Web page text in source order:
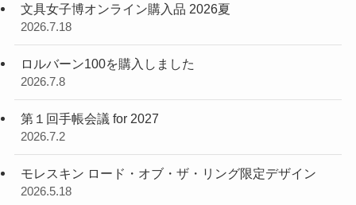
文具女子博オンライン購入品 2026夏
2026.7.18
ロルバーン100を購入しました
2026.7.8
第１回手帳会議 for 2027
2026.7.2
モレスキン ロード・オブ・ザ・リング限定デザイン
2026.5.18